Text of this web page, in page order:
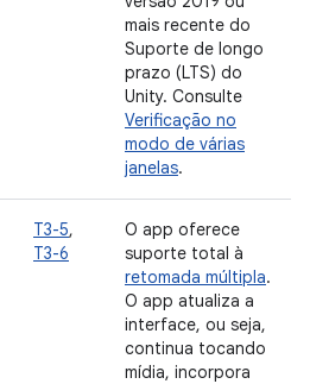
mais recente do
Suporte de longo
prazo (LTS) do
Unity. Consulte
Verificação no
modo de várias
janelas.
T3-5,
T3-6
O app oferece
suporte total à
retomada múltipla.
O app atualiza a
interface, ou seja,
continua tocando
mídia, incorpora